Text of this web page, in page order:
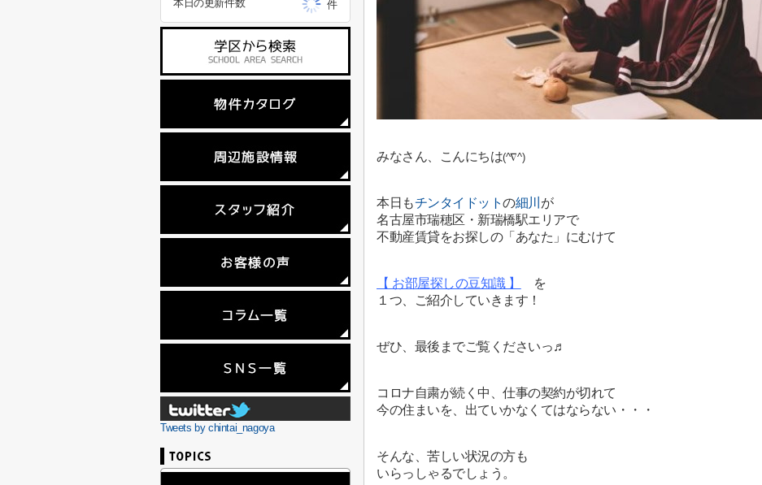
みなさん、こんにちは(^∇^)
本日もチンタイドットの細川 が
名古屋市瑞穂区・新瑞橋駅エリアで
不動産賃貸をお探しの「あなた」にむけて
【 お部屋探しの豆知識 】
を
１つ、ご紹介していきます！
ぜひ、最後までご覧くださいっ♬
コロナ自粛が続く中、仕事の契約が切れて
今の住まいを、出ていかなくてはならない・・・
そんな、苦しい状況の方も
いらっしゃるでしょう。
本日の更新件数
件
Tweets by chintai_nagoya